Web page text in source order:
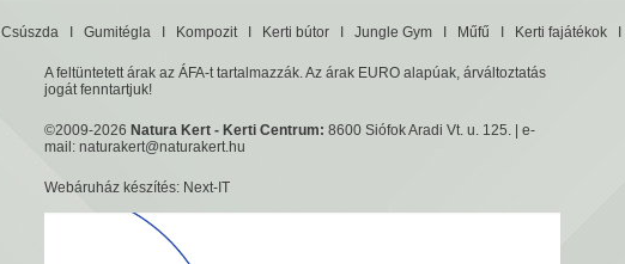
CsúszdaI GumitéglaI KompozitI Kerti bútorI Jungle GymI Műfű Kerti fajátékokI
A feltüntetett árak az ÁFA-t tartalmazzák. Az árak EURO alapúak, árváltoztatás
jogát fenntartjuk!
©2009-2026 Natura Kert - Kerti Centrum: 8600 Siófok Aradi Vt. u. 125. | e-
mail:naturakert@naturakert.hu
Webáruház készítés: Next-IT